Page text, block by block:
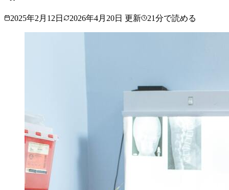
2025年2月12日 2026年4月20日 更新 21分で読める